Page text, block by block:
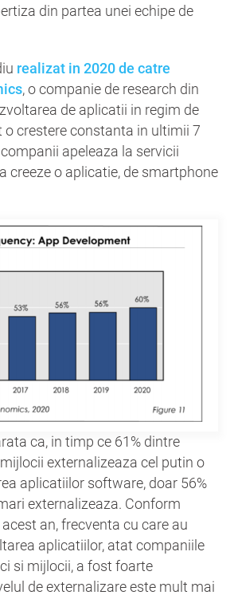
din partea unei echipe de
realizat in 2020 de catre
, o companie de research din
de aplicatii in regim de
crestere constanta in ultimii 7
apeleaza la servicii
creeze o aplicatie, de smartphone
ca, in timp ce 61% dintre
externalizeaza cel putin o
aplicatiilor software, doar 56%
externalizeaza. Conform
an, frecventa cu care au
aplicatiilor, atat companiile
si mijlocii, a fost foarte
de externalizare este mult mai